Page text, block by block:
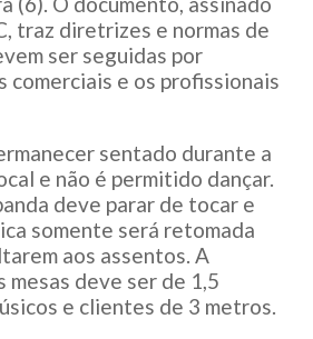
traz diretrizes e normas de
ser seguidas por
comerciais e os profissionais
sentado durante a
e não é permitido dançar.
deve parar de tocar e
somente será retomada
aos assentos. A
deve ser de 1,5
e clientes de 3 metros.